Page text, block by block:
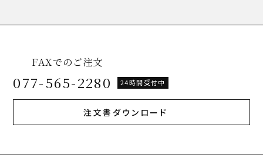
FAXでのご注文
077-565-2280 24時間受付中
注文書ダウンロード